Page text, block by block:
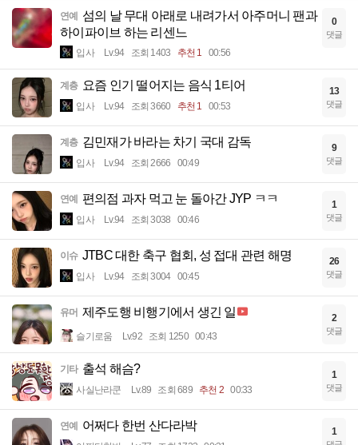
연예 섬의 날 무대 아래로 내려가서 아주머니 팬과
하이파이브 하는 리센느
입사 Lv.94 조회 1403 추천 1 00:56
0
댓글
계층 요즘 인기 떨어지는 음식 1티어
입사 Lv.94 조회 3660 추천 1 00:53
13
댓글
계층 김민재가 바라는 차기 국대 감독
입사 Lv.94 조회 2666 00:49
9
댓글
연예 편의점 과자 먹고 눈 돌아간 JYP ㅋㅋ
입사 Lv.94 조회 3038 00:46
1
댓글
이슈 JTBC 대한 축구 협회, 성 접대 관련 해명
입사 Lv.94 조회 3004 00:45
26
댓글
유머 제주도행 비행기에서 생긴 일
슬기로움 Lv.92 조회 1250 00:43
2
댓글
기타 출석 해슴?
사실난라쿤 Lv.89 조회 689 추천 2 00:33
1
댓글
연예 어쩌다 한번 산다라박 1